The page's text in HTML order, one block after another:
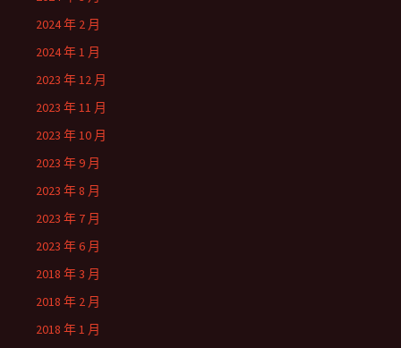
2024 年 2 月
2024 年 1 月
2023 年 12 月
2023 年 11 月
2023 年 10 月
2023 年 9 月
2023 年 8 月
2023 年 7 月
2023 年 6 月
2018 年 3 月
2018 年 2 月
2018 年 1 月